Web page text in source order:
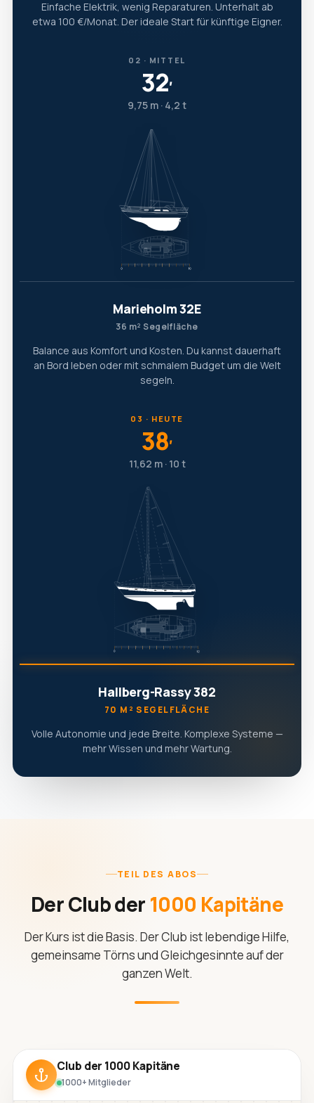
Einfache Elektrik, wenig Reparaturen. Unterhalt ab
etwa 100 €/Monat. Der ideale Start für künftige Eigner.
02 · MITTEL
32′
9,75 m · 4,2 t
Marieholm 32E
36 m² Segelfläche
Balance aus Komfort und Kosten. Du kannst dauerhaft
an Bord leben oder mit schmalem Budget um die Welt
segeln.
03 · HEUTE
38′
11,62 m · 10 t
Hallberg-Rassy 382
70 M² SEGELFLÄCHE
Volle Autonomie und jede Breite. Komplexe Systeme —
mehr Wissen und mehr Wartung.
TEIL DES ABOS
Der Club der 1000 Kapitäne
Der Kurs ist die Basis. Der Club ist lebendige Hilfe,
gemeinsame Törns und Gleichgesinnte auf der
ganzen Welt.
Club der 1000 Kapitäne
1000+ Mitglieder